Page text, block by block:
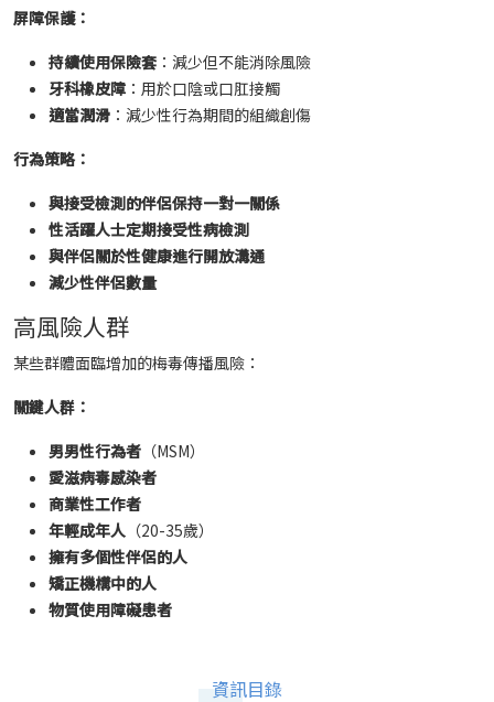
屏障保護：
持續使用保險套 ：減少但不能消除風險
牙科橡皮障 ：用於口陰或口肛接觸
適當潤滑 ：減少性行為期間的組織創傷
行為策略：
與接受檢測的伴侶保持一對一關係
性活躍人士定期接受性病檢測
與伴侶關於性健康進行開放溝通
減少性伴侶數量
高風險人群
某些群體面臨增加的梅毒傳播風險：
關鍵人群：
男男性行為者 （MSM）
愛滋病毒感染者
商業性工作者
年輕成年人 （20-35歲）
擁有多個性伴侶的人
矯正機構中的人
物質使用障礙患者
資訊目錄